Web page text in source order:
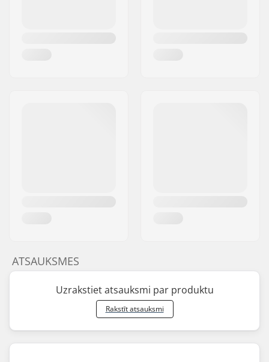
ATSAUKSMES
Uzrakstiet atsauksmi par produktu
Rakstīt atsauksmi